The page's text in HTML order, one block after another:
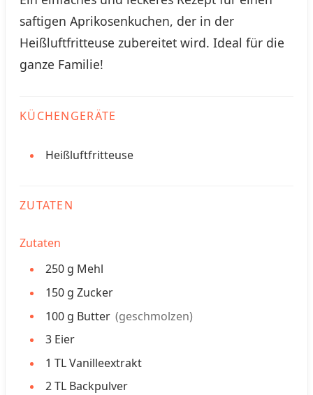
saftigen Aprikosenkuchen, der in der
Heißluftfritteuse zubereitet wird. Ideal für die
ganze Familie!
KÜCHENGERÄTE
Heißluftfritteuse
ZUTATEN
Zutaten
250 g Mehl
150 g Zucker
100 g Butter (geschmolzen)
3 Eier
1 TLVanilleextrakt
2TL Backpulver